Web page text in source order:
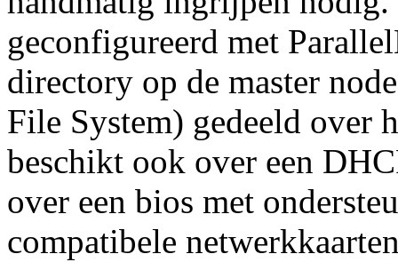
geconfigureerd met
directory op de master
File System) gedeeld over
beschikt ook over een
over een bios met
compatibele